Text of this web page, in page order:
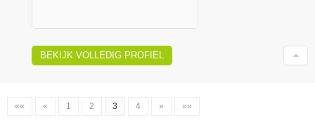
BEKIJK VOLLEDIG PROFIEL
«« « 1 2 3 4 » »»